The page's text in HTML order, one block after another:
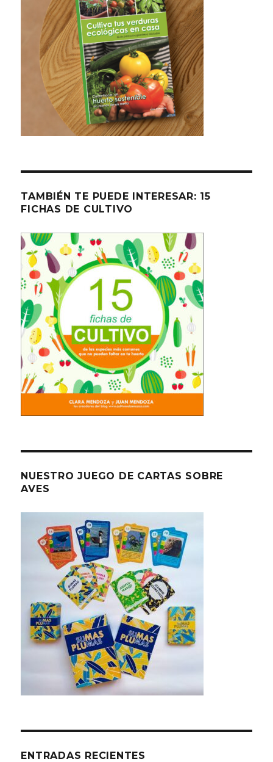
TAMBIÉN TE PUEDE INTERESAR: 15
FICHAS DE CULTIVO
NUESTRO JUEGO DE CARTAS SOBRE
AVES
ENTRADAS RECIENTES